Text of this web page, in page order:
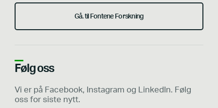
Gå. til Fontene Forskning
Følg oss
Vi er på Facebook, Instagram og LinkedIn. Følg
oss for siste nytt.